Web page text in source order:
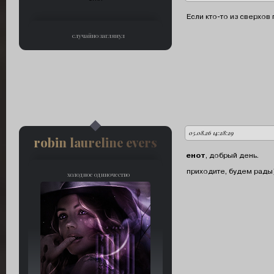
случайно заглянул
Если кто-то из
05.08.26 14:28:29
холодное одиночество
автор:
robin laureline evers
енот, добрый день.
приходите, будем